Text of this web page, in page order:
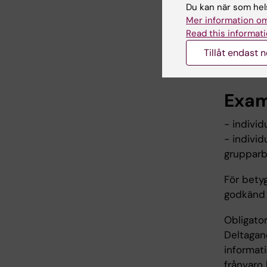
-
-
För
Du kan när som
Mer information
Read this
Tillåt endast